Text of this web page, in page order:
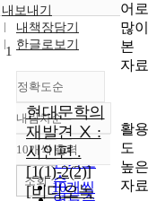
내보내기
내책장담기
한글로보기
정확도순
정확도
순
인기도
순
내림차순
내림차순
10개씩 출력
10개씩
조회
1
현대문학의
재발견 Ⅹ :
시인편 .
[1(1)-2(2)]
[비디오녹
어로
많이
본
자료
활용
도
높은
자료